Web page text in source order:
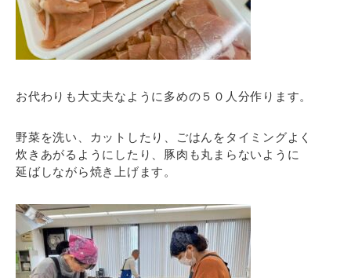
お代わりも大丈夫なように多めの５０人分作ります。
野菜を洗い、カットしたり、ごはんをタイミングよく
炊きあがるようにしたり、豚肉も丸まらないように
延ばしながら焼き上げます。